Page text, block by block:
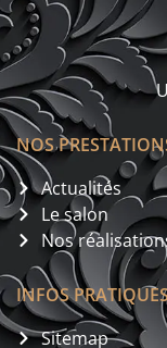
NOS
Actualités
Le salon
Nos
INFOS
Sitemap